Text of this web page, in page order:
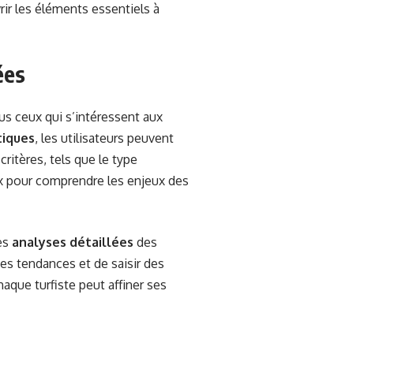
les éléments essentiels à
ceux qui s’intéressent aux
, les utilisateurs peuvent
tels que le type
comprendre les enjeux des
analyses détaillées des
tendances et de saisir des
turfiste peut affiner ses